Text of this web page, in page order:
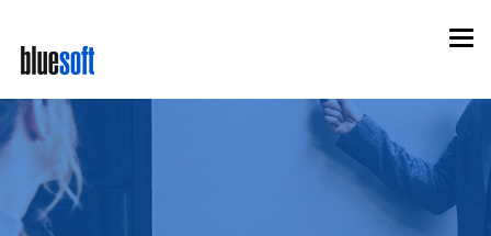
main
content